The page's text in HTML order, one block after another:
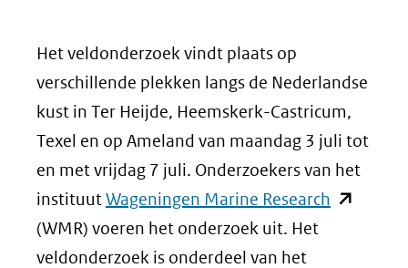
Het veldonderzoek vindt plaats op
verschillende plekken langs de Nederlandse
kust in Ter Heijde, Heemskerk-Castricum,
Texel en op Ameland van maandag 3 juli tot
en met vrijdag 7 juli. Onderzoekers van het
instituutWageningen Marine Research (opent
(WMR) voeren het onderzoek uit. Het
veldonderzoek is onderdeel van het